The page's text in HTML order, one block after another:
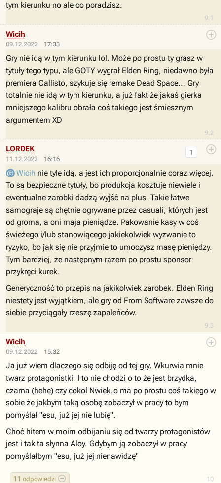
9.1
tym kierunku no ale co poradzisz.
09.12.2022 17:33
9.2
Wicih
Gry nie idą w tym kierunku lol. Może po prostu ty grasz w
tytuły tego typu, ale GOTY wygrał Elden Ring, niedawno była
premiera Callisto, szykuje się remake Dead Space... Gry
totalnie nie idą w tym kierunku, a już fakt że jakaś gierka
mniejszego kalibru obrała coś takiego jest śmiesznym
argumentem XD
11.12.2022 16:16
9.3
1
LORDEK
Wicih nie tyle idą, a jest ich proporcjonalnie coraz więcej.
To są bezpieczne tytuły, bo produkcja kosztuje niewiele i
ewentualne zarobki dadzą wyjść na plus. Takie łatwe
samograje są chętnie ogrywane przez casuali, których jest
od groma, a oni maja pieniądze. Pakowanie kasy w coś
świeżego i/lub stanowiącego jakiekolwiek wyzwanie to
ryzyko, bo jak się nie przyjmie to umoczysz masę pieniędzy.
Tym bardziej, że następnym razem po prostu sponsor
przykręci kurek.
Generyczność to przepis na jakikolwiek zarobek. Elden Ring
niestety jest wyjątkiem, ale gry od From Software zawsze do
siebie przyciągały rzeszę zapaleńców.
09.12.2022 15:32
10
11 odpowiedzi
Wicih
Ja już wiem dlaczego się odbiję od tej gry. Wkurwia mnie
twarz protagonistki. I to nie chodzi o to że jest brzydka,
czarna (hehe) czy cokol Nwiek.o ma po prostu coś takiego w
sobie że jakbym taką osobę zobaczył w pracy to bym
pomyślał "esu, już jej nie lubię".
Choć hitem w moim odbijaniu się od twarzy protagonistów
jest i tak ta słynna Aloy. Gdybym ją zobaczył w pracy
pomyślałbym "esu, już jej nienawidzę"